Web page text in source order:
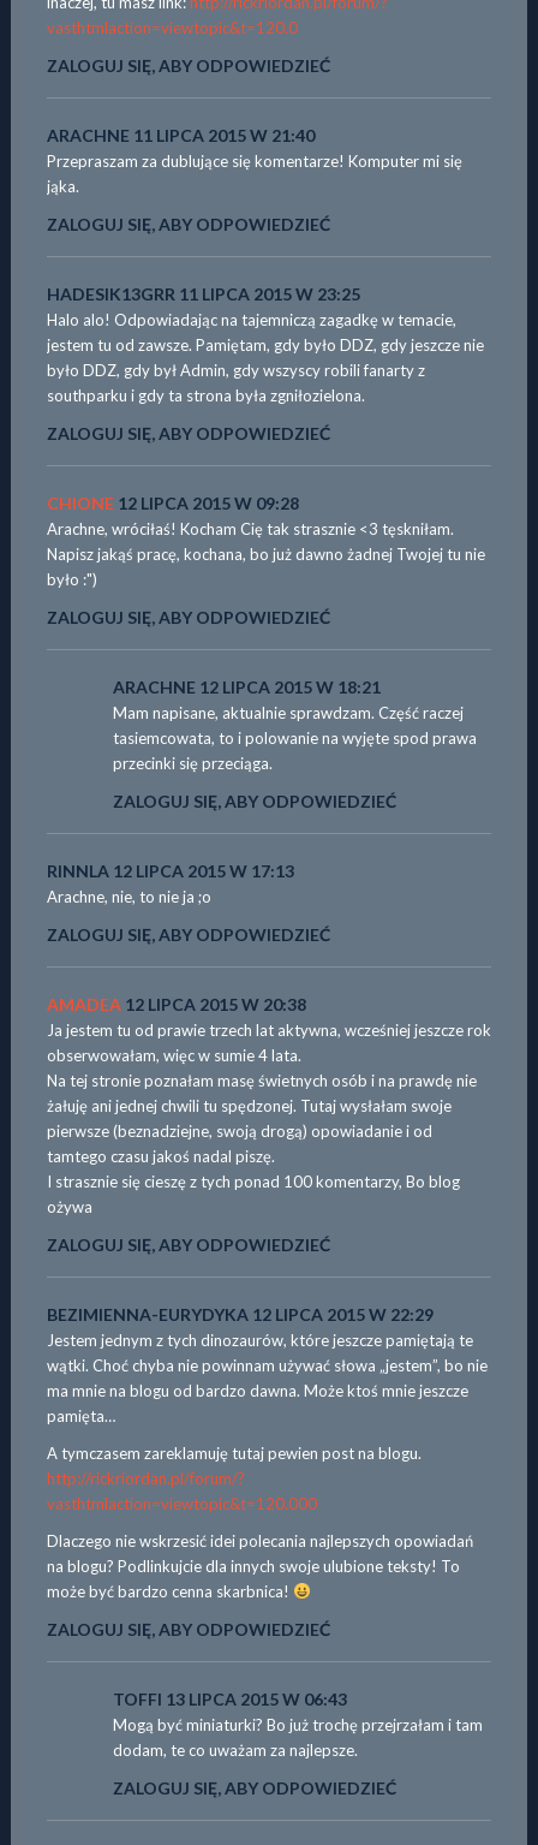
vasthtmlaction=viewtopic&t=120.0
ZALOGUJ SIĘ, ABY ODPOWIEDZIEĆ
ARACHNE 11 LIPCA 2015 W 21:40
Przepraszam za dublujące się komentarze! Komputer mi się
jąka.
ZALOGUJ SIĘ, ABY ODPOWIEDZIEĆ
HADESIK13GRR 11 LIPCA 2015 W 23:25
Halo alo! Odpowiadając na tajemniczą zagadkę w temacie,
jestem tu od zawsze. Pamiętam, gdy było DDZ, gdy jeszcze nie
było DDZ, gdy był Admin, gdy wszyscy robili fanarty z
southparku i gdy ta strona była zgniłozielona.
ZALOGUJ SIĘ, ABY ODPOWIEDZIEĆ
CHIONE 12 LIPCA 2015 W 09:28
Arachne, wróciłaś! Kocham Cię tak strasznie <3 tęskniłam.
Napisz jakąś pracę, kochana, bo już dawno żadnej Twojej tu nie
było :")
ZALOGUJ SIĘ, ABY ODPOWIEDZIEĆ
ARACHNE 12 LIPCA 2015 W 18:21
Mam napisane, aktualnie sprawdzam. Część raczej
tasiemcowata, to i polowanie na wyjęte spod prawa
przecinki się przeciąga.
ZALOGUJ SIĘ, ABY ODPOWIEDZIEĆ
RINNLA 12 LIPCA 2015 W 17:13
Arachne, nie, to nie ja ;o
ZALOGUJ SIĘ, ABY ODPOWIEDZIEĆ
AMADEA 12 LIPCA 2015 W 20:38
Ja jestem tu od prawie trzech lat aktywna, wcześniej jeszcze rok
obserwowałam, więc w sumie 4 lata.
Na tej stronie poznałam masę świetnych osób i na prawdę nie
żałuję ani jednej chwili tu spędzonej. Tutaj wysłałam swoje
pierwsze (beznadziejne, swoją drogą) opowiadanie i od
tamtego czasu jakoś nadal piszę.
I strasznie się cieszę z tych ponad 100 komentarzy, Bo blog
ożywa
ZALOGUJ SIĘ, ABY ODPOWIEDZIEĆ
BEZIMIENNA-EURYDYKA 12 LIPCA 2015 W 22:29
Jestem jednym z tych dinozaurów, które jeszcze pamiętają te
wątki. Choć chyba nie powinnam używać słowa „jestem”, bo nie
ma mnie na blogu od bardzo dawna. Może ktoś mnie jeszcze
pamięta…
A tymczasem zareklamuję tutaj pewien post na blogu.
http://rickriordan.pl/forum/?
vasthtmlaction=viewtopic&t=120.000
Dlaczego nie wskrzesić idei polecania najlepszych opowiadań
na blogu? Podlinkujcie dla innych swoje ulubione teksty! To
może być bardzo cenna skarbnica!
ZALOGUJ SIĘ, ABY ODPOWIEDZIEĆ
TOFFI 13 LIPCA 2015 W 06:43
Mogą być miniaturki? Bo już trochę przejrzałam i tam
dodam, te co uważam za najlepsze.
ZALOGUJ SIĘ, ABY ODPOWIEDZIEĆ